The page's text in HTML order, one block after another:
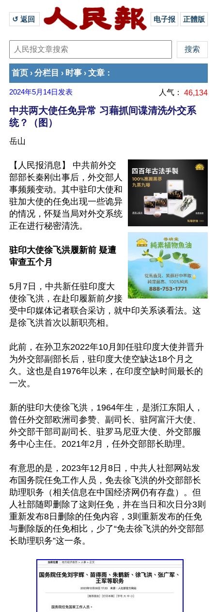
↺ 返回 电子报 正體版
首页 › 分栏目 › 时事 › 文章 ：
2024年5月14日 发表 人气： 46,134
中共两大使任免异常 习藉抓间谍清洗外交系
统？（图）
岳山
【人民报消息】 中共前外交
部部长秦刚出事后，外交部人
事频频变动。其中驻印大使和
驻加大使的任免出现一些诡异
的情况，怀疑当局对外交系统
正在进行秘密清洗。
驻印大使徐飞洪履新前 疑遭
审查五个月
5月7日，中共新任驻印度大
使徐飞洪，在赴印履新前夕接
受中印媒体记者联合采访，就中印关系谈看法。这
是徐飞洪首次以新职亮相。
此前，在孙卫东2022年10月卸任驻印度大使并晋升
为外交部副部长后，驻印度大使空缺达18个月之
久。这也是自1976年以来，在印度空缺时间最长的
一次。
新的驻印大使徐飞洪，1964年生，是浙江东阳人，
曾任外交部欧洲司参赞、副司长、驻阿富汗大使、
外交部干部司副司长、驻罗马尼亚大使、外交部服
务中心主任。2021年2月，任外交部部长助理。
有意思的是，2023年12月8日，中共人社部网站发
布国务院任免工作人员，免去徐飞洪的外交部部长
助理职务（相关信息在中国经济网仍有存盘）。但
人社部随即删除了这则任免，并在当日和次日分3则
重新发布8日删除的任免内容，3则重新发布的任免
与删除版的任免相比，少了“免去徐飞洪的外交部部
长助理职务”这一条。